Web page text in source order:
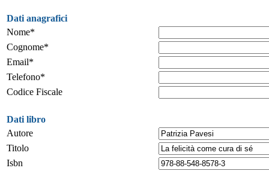
Dati anagrafici
Nome*
Cognome*
Email*
Telefono*
Codice Fiscale
Dati libro
Autore
Titolo
Isbn